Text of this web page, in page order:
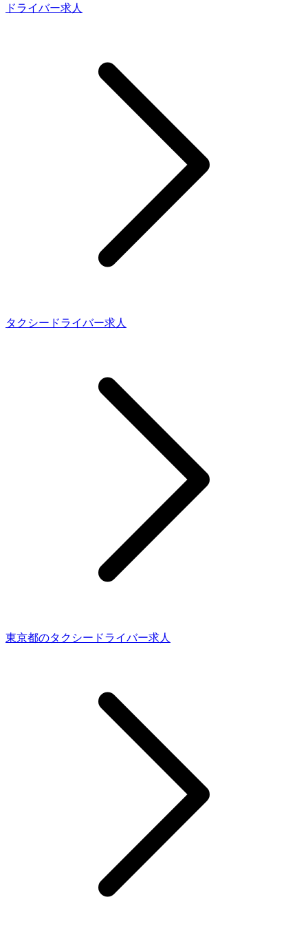
ドライバー求人
タクシードライバー求人
東京都のタクシードライバー求人